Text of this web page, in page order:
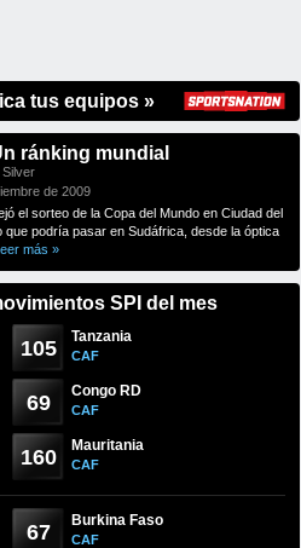
tus equipos »
ránking mundial
Silver
de 2009
el sorteo de la Copa del Mundo en Ciudad del
que podría pasar en Sudáfrica, desde la óptica
más »
SPI del mes
105 Tanzania
CAF
69 Congo RD
CAF
160 Mauritania
CAF
67 Burkina Faso
CAF